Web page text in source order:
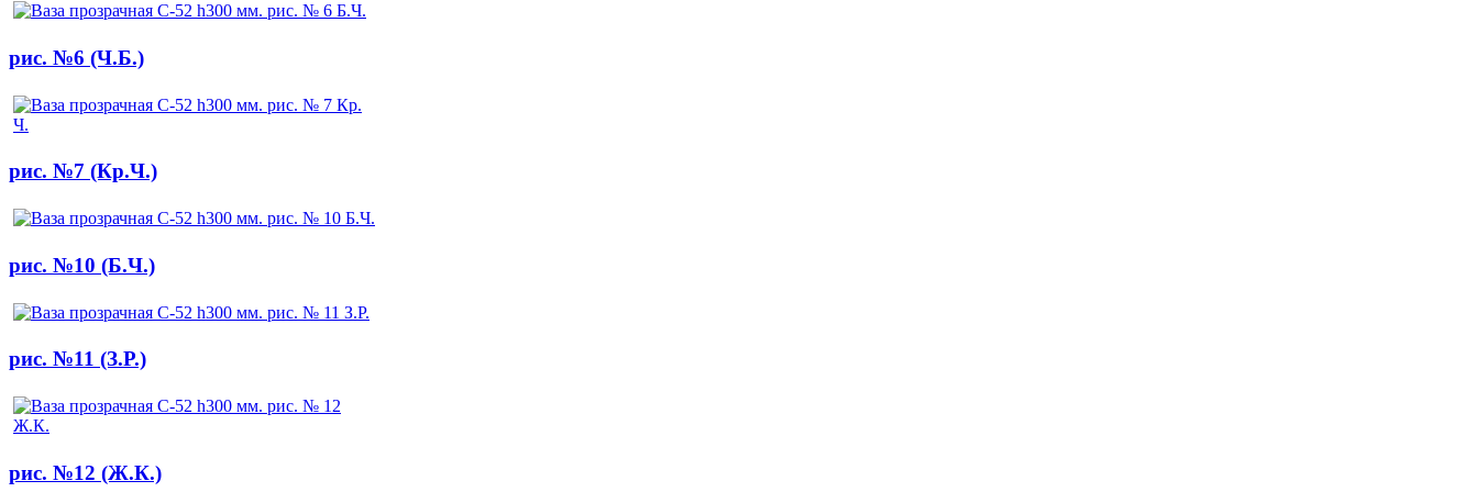
рис. №6 (Ч.Б.)
рис. №7 (Кр.Ч.)
рис. №10 (Б.Ч.)
рис. №11 (З.Р.)
рис. №12 (Ж.К.)